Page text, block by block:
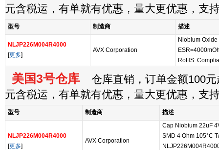
元含税运，有单就有优惠，量大更优惠，支
型号 制造商 描述
NLJP226M004R4000
[更多]
AVX Corporation
Niobium
RoHS:
美国3号仓库 仓库直销，订单金额100元
元含税运，有单就有优惠，量大更优惠，支
型号 制造商 描述
NLJP226M004R4000
[更多]
AVX Corporation
Cap Niobium 22uF
SMD 4 Ohm 105°C